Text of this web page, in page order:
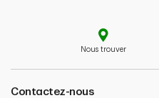
Nous trouver
Contactez-nous